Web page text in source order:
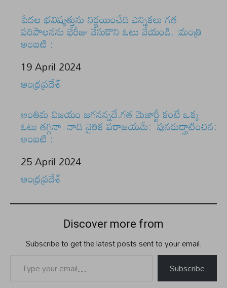
పేదల భవిష్యత్తును నిర్ణయించేది ఎన్నికలు గత
పరిపాలనను భేరీజు వేసుకొని ఓటు వేయండి. :మంత్రి
అంబటి :
Date
19 April 2024
In relation to
ఆంధ్రప్రదేశ్
అంతిమ విజయం జగనన్నదే.గత మెజార్టీ కంటే ఒక్క
ఓటు తగ్గినా నాది నైతిక పరాజయమే: పునరుద్ఘాటించిన:
అంబటి :
Date
25 April 2024
In relation to
ఆంధ్రప్రదేశ్
Discover more from
Subscribe to get the latest posts sent to your email.
Subscribe